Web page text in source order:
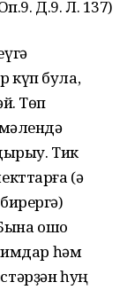
Д.9. Л. 137)
күп була,
Төп
Тик
(ә
ошо
һәм
һуң